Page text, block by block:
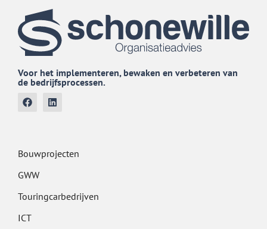
Voor het implementeren, bewaken en verbeteren van
de bedrijfsprocessen.
Bouwprojecten
GWW
Touringcarbedrijven
ICT